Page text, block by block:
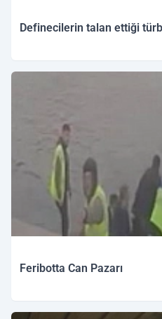
Definecilerin talan ettiği
Feribotta Can Pazarı